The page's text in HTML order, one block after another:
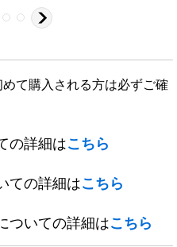
て購入される方は必ずご確
の詳細はこちら
ての詳細はこちら
ついての詳細はこちら